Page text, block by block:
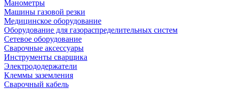
Манометры
Машины газовой резки
Медицинское оборудование
Оборудование для газораспределительных систем
Сетевое оборудование
Сварочные аксессуары
Инструменты сварщика
Электрододержатели
Клеммы заземления
Сварочный кабель